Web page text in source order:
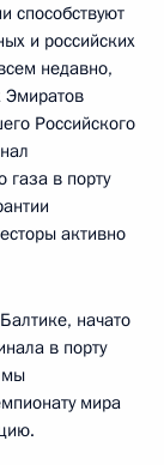
способствуют
и российских
недавно,
Эмиратов
Российского
газа в порту
активно
начато
в порту
мы
мира